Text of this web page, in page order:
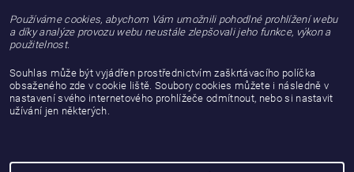
Přidat hodnocení
Používáme cookies, abychom Vám umožnili pohodlné prohlížení webu
a díky analýze provozu webu neustále zlepšovali jeho funkce, výkon a
použitelnost.
Souhlas může být vyjádřen prostřednictvím zaškrtávacího políčka
obsaženého zde v cookie liště. Soubory cookies můžete i následně v
nastavení svého internetového prohlížeče odmítnout, nebo si nastavit
užívání jen některých.